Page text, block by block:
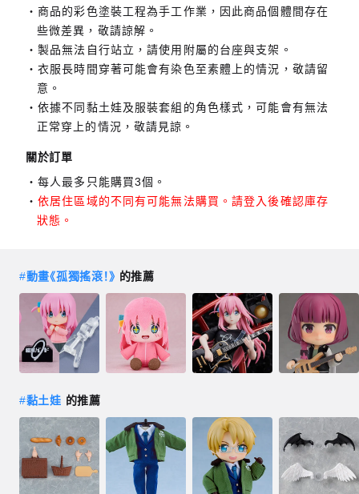
商品的彩色塗裝工程為手工作業，因此商品個體間存在
些微差異，敬請諒解。
製品無法自行站立，請使用附屬的台座與支架。
衣服長時間穿著可能會有染色至素體上的情況，敬請留
意。
依據不同黏土娃及服裝套組的角色樣式，可能會有無法
正常穿上的情況，敬請見諒。
關於訂單
每人最多只能購買3個。
依居住區域的不同有可能無法購買。請登入後確認庫存
狀態。
#動畫《孤獨搖滾！》 的推薦
#黏土娃 的推薦